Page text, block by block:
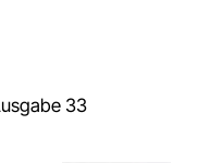
33